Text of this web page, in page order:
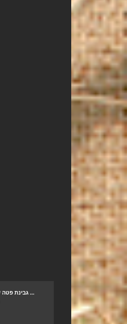
גבינת פטה שקדים טבעונית אפויה ...